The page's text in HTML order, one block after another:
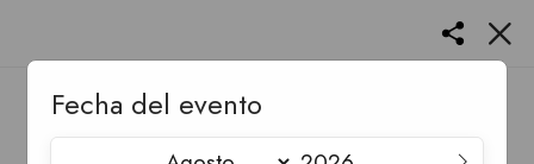
Fecha del evento